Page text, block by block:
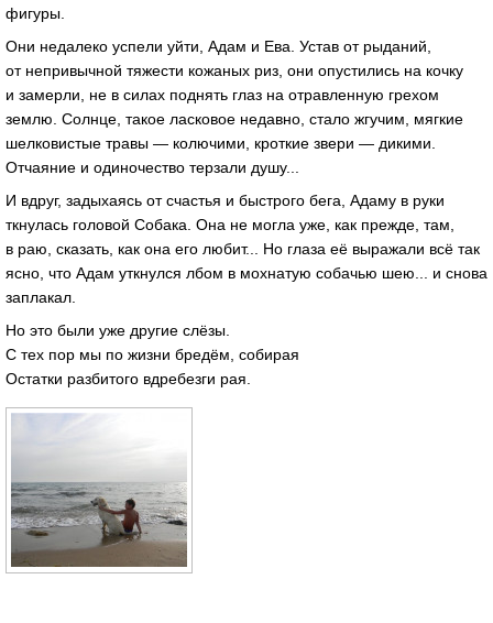
фигуры.
Они недалеко успели уйти, Адам и Ева. Устав от рыданий,
от непривычной тяжести кожаных риз, они опустились на кочку
и замерли, не в силах поднять глаз на отравленную грехом
землю. Солнце, такое ласковое недавно, стало жгучим, мягкие
шелковистые травы — колючими, кроткие звери — дикими.
Отчаяние и одиночество терзали душу...
И вдруг, задыхаясь от счастья и быстрого бега, Адаму в руки
ткнулась головой Собака. Она не могла уже, как прежде, там,
в раю, сказать, как она его любит... Но глаза её выражали всё так
ясно, что Адам уткнулся лбом в мохнатую собачью шею... и снова
заплакал.
Но это были уже другие слёзы.
С тех пор мы по жизни бредём, собирая
Остатки разбитого вдребезги рая.